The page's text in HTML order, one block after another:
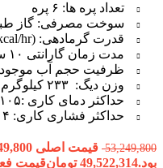
تعداد پره ها: ۶ پره
سوخت مصرفی: گاز
قدرت گرمادهی: (kcal/hr)53600
مدت زمان گارانتی ۱۰ سال
ظرفیت حجم آب موجود در
وزن دیگ: ۲۳۳ کیلوگرم
حداکثر دمای کاری :۱۰۵ درجه سانتیگراد
حداکثر فشاری کاری: ۴ اتمسفر
53,249,800
بود.49,522,314 تومانقیمت فعلی 49,522,314